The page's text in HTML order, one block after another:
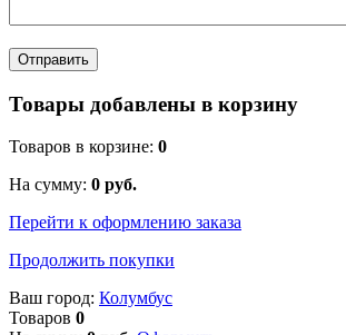
Товары добавлены в корзину
Товаров в корзине: 0
На сумму: 0 руб.
Перейти к оформлению заказа
Продолжить покупки
Ваш город: Колумбус
Товаров 0